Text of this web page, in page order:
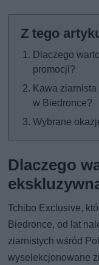
Dlaczego
promocji?
Kawa
w Biedronce?
Wybrane
Dlaczego
Tchibo Exclusive,
Biedronce, od lat
ziarnistych wśród
wyselekcjonowane